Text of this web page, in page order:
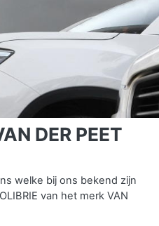
DER PEET
welke bij ons bekend zijn
van het merk VAN